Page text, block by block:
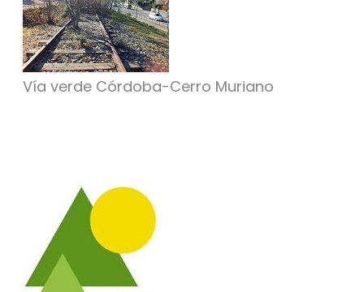
Vía verde Córdoba-Cerro Muriano